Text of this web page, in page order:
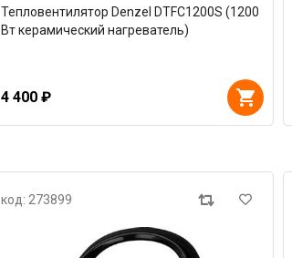
Тепловентилятор Denzel DTFC1200S (1200
Вт керамический нагреватель)
4 400 ₽
код: 273899